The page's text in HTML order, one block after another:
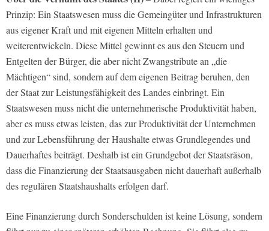
Prinzip: Ein Staatswesen muss die Gemeingüter und Infrastrukturen
aus eigener Kraft und mit eigenen Mitteln erhalten und
weiterentwickeln. Diese Mittel gewinnt es aus den Steuern und
Entgelten der Bürger, die aber nicht Zwangstribute an „die
Mächtigen“ sind, sondern auf dem eigenen Beitrag beruhen, den
der Staat zur Leistungsfähigkeit des Landes einbringt. Ein
Staatswesen muss nicht die unternehmerische Produktivität haben,
aber es muss etwas leisten, das zur Produktivität der Unternehmen
und zur Lebensführung der Haushalte etwas Grundlegendes und
Dauerhaftes beiträgt. Deshalb ist ein Grundgebot der Staatsräson,
dass die Finanzierung der Staatsausgaben nicht dauerhaft außerhalb
des regulären Staatshaushalts erfolgen darf.
Eine Finanzierung durch Sonderschulden ist keine Lösung, sondern